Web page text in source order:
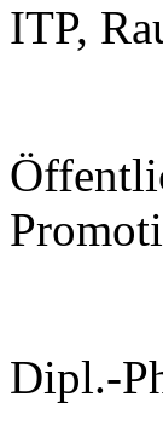
ITP,
Dipl.-